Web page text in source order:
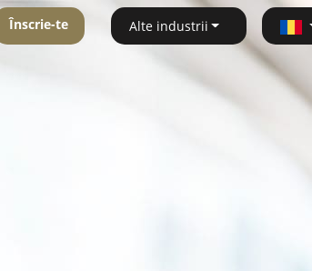
Înscrie-te Alte industrii